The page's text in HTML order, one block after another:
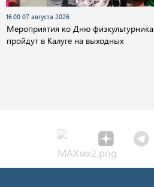
16:00 07 августа 2026
Мероприятия ко Дню физкультурника
пройдут в Калуге на выходных